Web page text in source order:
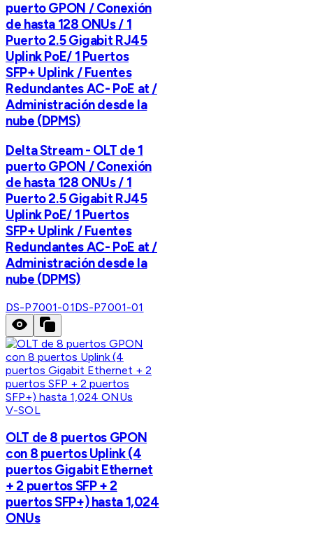
puerto GPON / Conexión
de hasta 128 ONUs / 1
Puerto 2.5 Gigabit RJ45
Uplink PoE/ 1 Puertos
SFP+ Uplink / Fuentes
Redundantes AC- PoE at /
Administración desde la
nube (DPMS)
Delta Stream - OLT de 1
puerto GPON / Conexión
de hasta 128 ONUs / 1
Puerto 2.5 Gigabit RJ45
Uplink PoE/ 1 Puertos
SFP+ Uplink / Fuentes
Redundantes AC- PoE at /
Administración desde la
nube (DPMS)
DS-P7001-01DS-P7001-01
V-SOL
OLT de 8 puertos GPON
con 8 puertos Uplink (4
puertos Gigabit Ethernet
+ 2 puertos SFP + 2
puertos SFP+) hasta 1,024
ONUs